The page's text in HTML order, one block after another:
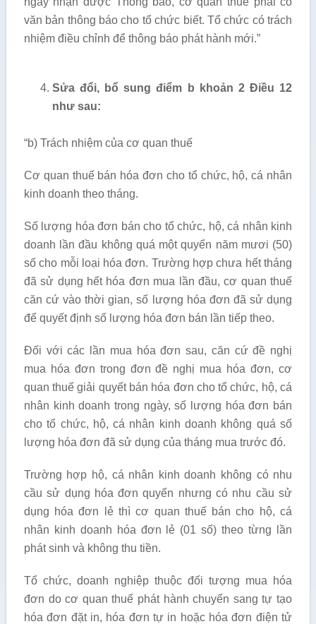
văn bản thông báo cho tổ chức biết. Tổ chức có trách
nhiệm điều chỉnh để thông báo phát hành mới.”
Sửa đổi, bổ sung điểm b khoản 2 Điều 12
như sau:
“b) Trách nhiệm của cơ quan thuế
Cơ quan thuế bán hóa đơn cho tổ chức, hộ, cá nhân
kinh doanh theo tháng.
Số lượng hóa đơn bán cho tổ chức, hộ, cá nhân kinh
doanh lần đầu không quá một quyển năm mươi (50)
số cho mỗi loại hóa đơn. Trường hợp chưa hết tháng
đã sử dụng hết hóa đơn mua lần đầu, cơ quan thuế
căn cứ vào thời gian, số lượng hóa đơn đã sử dụng
để quyết định số lượng hóa đơn bán lần tiếp theo.
Đối với các lần mua hóa đơn sau, căn cứ đề nghị
mua hóa đơn trong đơn đề nghị mua hóa đơn, cơ
quan thuế giải quyết bán hóa đơn cho tổ chức, hộ, cá
nhân kinh doanh trong ngày, số lượng hóa đơn bán
cho tổ chức, hộ, cá nhân kinh doanh không quá số
lượng hóa đơn đã sử dụng của tháng mua trước đó.
Trường hợp hộ, cá nhân kinh doanh không có nhu
cầu sử dụng hóa đơn quyển nhưng có nhu cầu sử
dụng hóa đơn lẻ thì cơ quan thuế bán cho hộ, cá
nhân kinh doanh hóa đơn lẻ (01 số) theo từng lần
phát sinh và không thu tiền.
Tổ chức, doanh nghiệp thuộc đối tượng mua hóa
đơn do cơ quan thuế phát hành chuyển sang tự tạo
hóa đơn đặt in, hóa đơn tự in hoặc hóa đơn điện tử